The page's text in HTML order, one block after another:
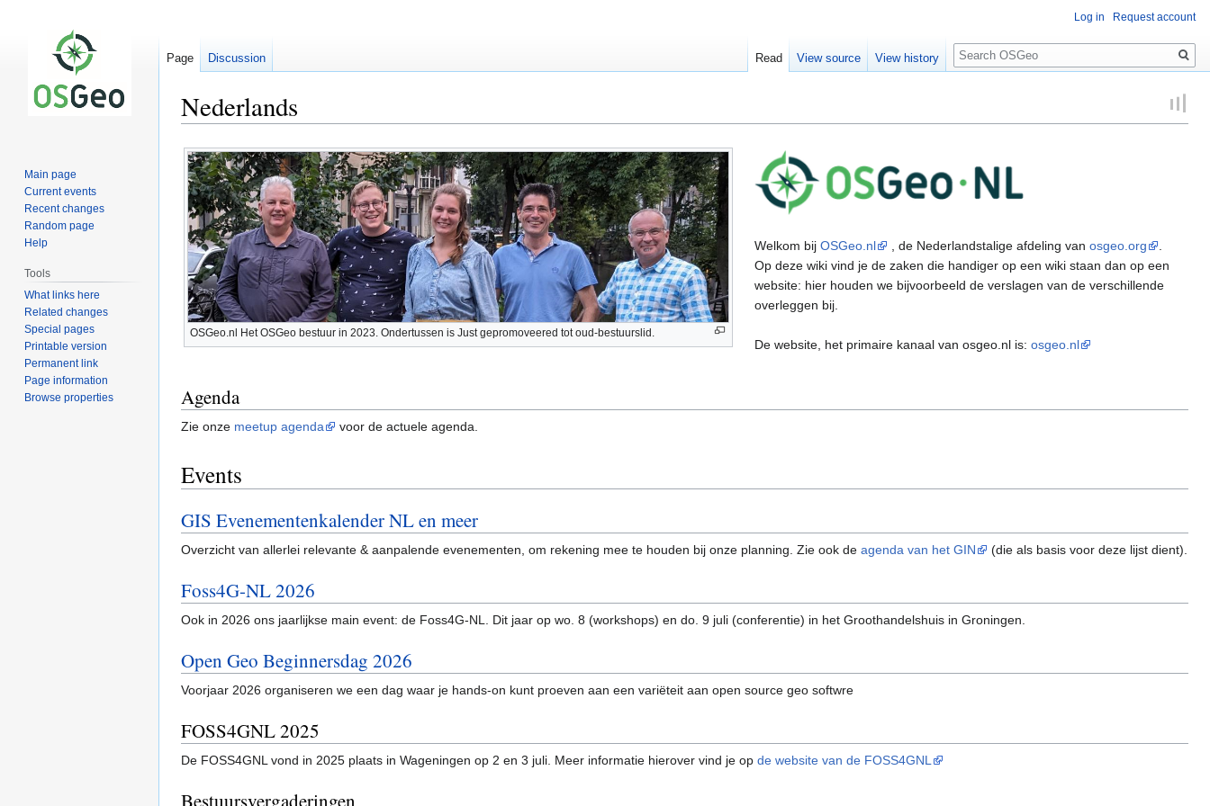
Nederlands
Jump
to
navigation
Jump
to
search
OSGeo.nl Het OSGeo bestuur in 2023. Ondertussen is Just gepromoveered tot oud-bestuurslid.
Welkom bij OSGeo.nl , de Nederlandstalige afdeling van osgeo.org
.
Op deze wiki vind je de zaken die handiger op een wiki staan dan op een
website: hier houden we bijvoorbeeld de verslagen van de verschillende
overleggen bij.
De website, het primaire kanaal van osgeo.nl is: osgeo.nl
Agenda
Zie onze meetup agenda voor de actuele agenda.
Events
GIS Evenementenkalender NL en meer
Overzicht van allerlei relevante & aanpalende evenementen, om rekening mee te houden bij onze planning. Zie ook de agenda van het GIN (die als basis voor deze lijst dient).
Foss4G-NL 2026
Ook in 2026 ons jaarlijkse main event: de Foss4G-NL. Dit jaar op wo. 8 (workshops) en do. 9 juli (conferentie) in het Groothandelshuis in Groningen.
Open Geo Beginnersdag 2026
Voorjaar 2026 organiseren we een dag waar je hands-on kunt proeven aan een variëteit aan open source geo softwre
FOSS4GNL 2025
De FOSS4GNL vond in 2025 plaats in Wageningen op 2 en 3 juli. Meer informatie hierover vind je op de website van de FOSS4GNL
Bestuursvergaderingen
Log in Request account
Page Discussion Read View source View history
Search
Main page
Current events
Recent changes
Random page
Help
Tools
What links here
Related changes
Special pages
Printable version
Permanent link
Page information
Browse properties